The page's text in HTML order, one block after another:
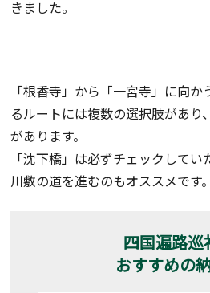
きました。
「根香寺」から「一宮寺」に向
るルートには複数の選択肢があり
があります。
「沈下橋」は必ずチェックして
川敷の道を進むのもオススメです。
四国遍路巡
おすすめの